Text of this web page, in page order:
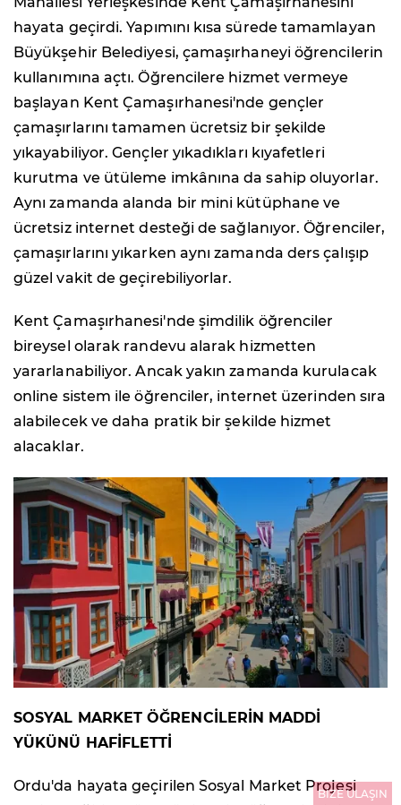
hayata geçirdi. Yapımını kısa sürede tamamlayan
Büyükşehir Belediyesi, çamaşırhaneyi öğrencilerin
kullanımına açtı. Öğrencilere hizmet vermeye
başlayan Kent Çamaşırhanesi'nde gençler
çamaşırlarını tamamen ücretsiz bir şekilde
yıkayabiliyor. Gençler yıkadıkları kıyafetleri
kurutma ve ütüleme imkânına da sahip oluyorlar.
Aynı zamanda alanda bir mini kütüphane ve
ücretsiz internet desteği de sağlanıyor. Öğrenciler,
çamaşırlarını yıkarken aynı zamanda ders çalışıp
güzel vakit de geçirebiliyorlar.
Kent Çamaşırhanesi'nde şimdilik öğrenciler
bireysel olarak randevu alarak hizmetten
yararlanabiliyor. Ancak yakın zamanda kurulacak
online sistem ile öğrenciler, internet üzerinden sıra
alabilecek ve daha pratik bir şekilde hizmet
alacaklar.
SOSYAL MARKET ÖĞRENCİLERİN MADDİ
YÜKÜNÜ HAFİFLETTİ
Ordu'da hayata geçirilen Sosyal Market Projesi
BİZE ULAŞIN